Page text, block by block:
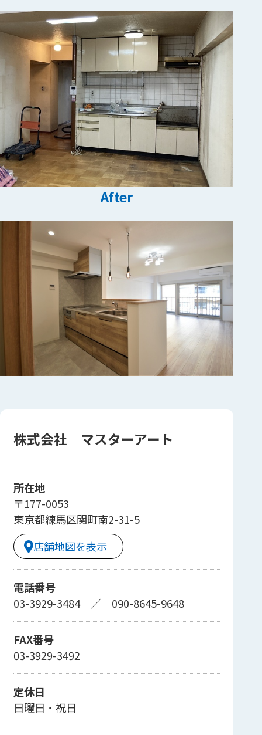
After
株式会社 マスターアート
所在地
〒177-0053
東京都練馬区関町南2-31-5
店舗地図を表示
電話番号
03-3929-3484／ 090-8645-9648
FAX番号
03-3929-3492
定休日
日曜日・祝日